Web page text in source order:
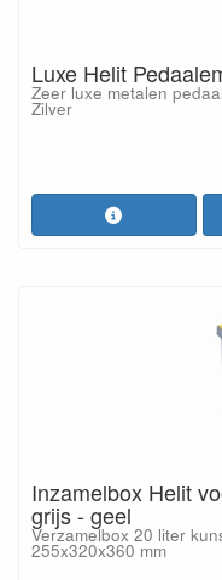
Luxe Helit
Zeer luxe metalen
Zilver
Inzamelbox Helit
grijs - geel
Verzamelbox 20 liter
255x320x360 mm